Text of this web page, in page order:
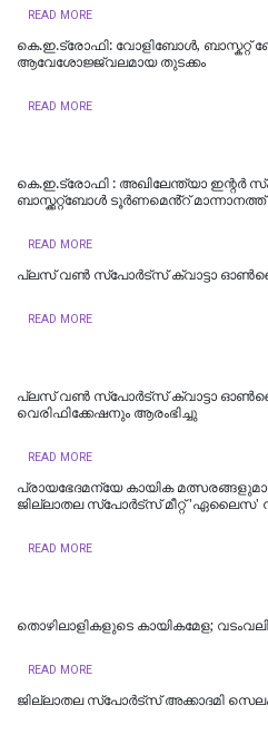
READ MORE
കെ.ഇ.ട്രോഫി: വോളിബോൾ,
ആവേശോജ്ജ്വലമായ തുടക്കം
READ MORE
കെ.ഇ.ട്രോഫി : അഖിലേന്ത്യാ
ബാസ്ക്കറ്റ്ബോൾ ടൂർണമെൻ്റ് മാന്നാനത്ത്
READ MORE
പ്ലസ് വണ്‍ സ്‌പോര്‍ട്സ് ക്വാട്ടാ
READ MORE
പ്ലസ് വൺ സ്‌പോർട്‌സ് ക്വാട്ടാ
വെരിഫിക്കേഷനും ആരംഭിച്ചു
READ MORE
പ്രായഭേദമന്യേ കായിക
ജില്ലാതല സ്‌പോർട്സ് മീറ്റ് 'ഏലൈസ'
READ MORE
തൊഴിലാളികളുടെ കായികമേള;
READ MORE
ജില്ലാതല സ്പോർട്‌സ് അക്കാദമി